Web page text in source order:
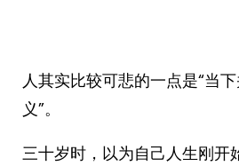
人其实比较可悲的一点是“当
义”。
三十岁时，以为自己人生刚开